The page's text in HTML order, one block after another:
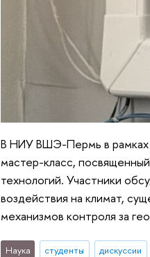
В НИУ ВШЭ-Пермь в рамках
мастер-класс,
технологий. Участники
воздействия на климат,
механизмов контроля за
Наука студенты дискуссии